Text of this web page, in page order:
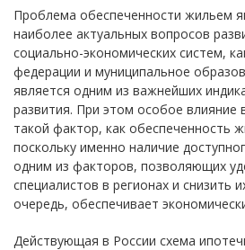
Проблема обеспеченности жильем
наиболее актуальных вопросов
социально-экономических систем,
федерации и муниципальное
является одним из важнейших
развития. При этом особое влияние
такой фактор, как обеспеченность
поскольку именно наличие
одним из факторов, позволяющих
специалистов в регионах и снизить
очередь, обеспечивает
Действующая в России схема